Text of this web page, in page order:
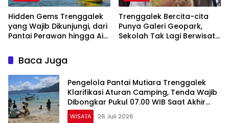
Hidden Gems Trenggalek
yang Wajib Dikunjungi, dari
Pantai Perawan hingga Air
Trenggalek Bercita-cita
Punya Galeri Geopark,
Sekolah Tak Lagi Berwisata
Baca Juga
Pengelola Pantai Mutiara Trenggalek
Klarifikasi Aturan Camping, Tenda Wajib
Dibongkar Pukul 07.00 WIB Saat Akhir
Pekan
WISATA 26 Juli 2026